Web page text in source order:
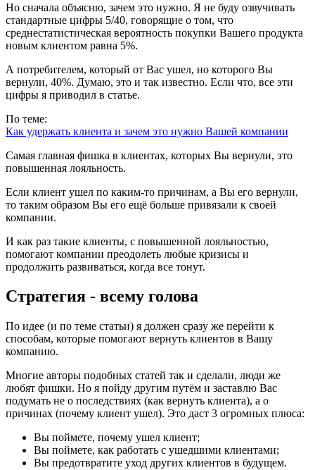
Но сначала объясню, зачем это нужно. Я не буду озвучивать
стандартные цифры 5/40, говорящие о том, что
среднестатистическая вероятность покупки Вашего продукта
новым клиентом равна 5%.
А потребителем, который от Вас ушел, но которого Вы
вернули, 40%. Думаю, это и так известно. Если что, все эти
цифры я приводил в статье.
По теме:
Как удержать клиента и зачем это нужно Вашей компании
Самая главная фишка в клиентах, которых Вы вернули, это
повышенная лояльность.
Если клиент ушел по каким-то причинам, а Вы его вернули,
то таким образом Вы его ещё больше привязали к своей
компании.
И как раз такие клиенты, с повышенной лояльностью,
помогают компании преодолеть любые кризисы и
продолжить развиваться, когда все тонут.
Стратегия - всему голова
По идее (и по теме статьи) я должен сразу же перейти к
способам, которые помогают вернуть клиентов в Вашу
компанию.
Многие авторы подобных статей так и сделали, люди же
любят фишки. Но я пойду другим путём и заставлю Вас
подумать не о последствиях (как вернуть клиента), а о
причинах (почему клиент ушел). Это даст 3 огромных плюса:
Вы поймете, почему ушел клиент;
Вы поймете, как работать с ушедшими клиентами;
Вы предотвратите уход других клиентов в будущем.